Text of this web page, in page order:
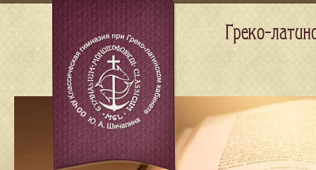
Греко-